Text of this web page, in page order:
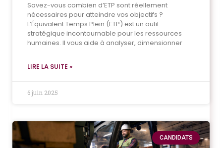
Savez-vous combien d’ETP sont réellement
nécessaires pour atteindre vos objectifs ?
L’Équivalent Temps Plein (ETP) est un outil
stratégique incontournable pour les ressources
humaines. Il vous aide à analyser, dimensionner
LIRE LA SUITE »
6 juin 2025
CANDIDATS